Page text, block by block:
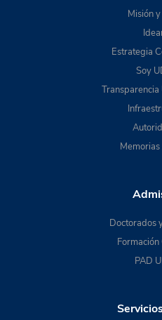
Misión
Estrategia
Soy
Doctorados
Formación
PAD